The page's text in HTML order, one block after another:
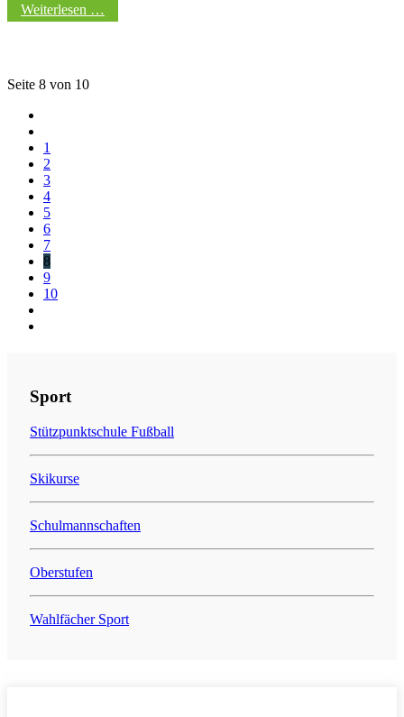
Weiterlesen …
Seite 8 von 10
1
2
3
4
5
6
7
8
9
10
Sport
Stützpunktschule Fußball
Skikurse
Schulmannschaften
Oberstufen
Wahlfächer Sport